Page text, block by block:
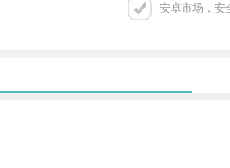
安卓市场，安